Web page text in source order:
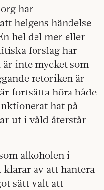
har
helgens händelse
hel del mer eller
förslag har
är inte mycket som
retoriken är
fortsätta höra både
hat på
ut i våld återstår
alkoholen i
av att hantera
sätt valt att